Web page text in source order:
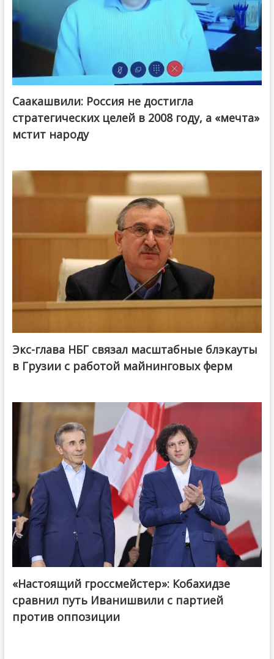
Саакашвили: Россия не достигла
стратегических целей в 2008 году, а «мечта»
мстит народу
Экс-глава НБГ связал масштабные блэкауты
в Грузии с работой майнинговых ферм
@ქართული ოცნება / Georgian Dream
«Настоящий гроссмейстер»: Кобахидзе
сравнил путь Иванишвили с партией
против оппозиции